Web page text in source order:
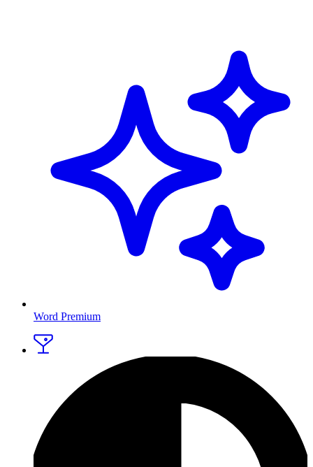
Word Premium